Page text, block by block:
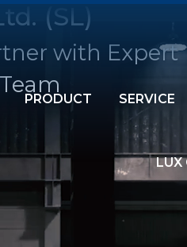
PRODUCT SERVICE
LUX
(SL)
with Expert